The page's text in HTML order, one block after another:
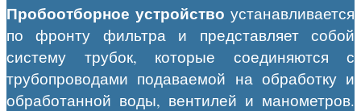
Пробоотборное устройство устанавливается
по фронту фильтра и представляет собой
систему трубок, которые соединяются с
трубопроводами подаваемой на обработку и
обработанной воды, вентилей и манометров.